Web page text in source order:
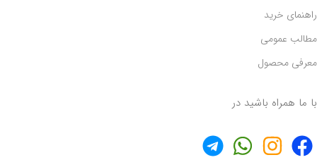
راهنمای خرید
مطالب عمومی
معرفی محصول
با ما همراه باشید در